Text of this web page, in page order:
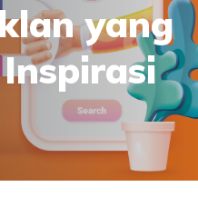
yang